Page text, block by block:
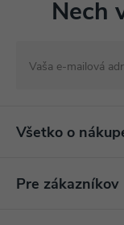
Nech
Všetko o
Pre zákazníkov